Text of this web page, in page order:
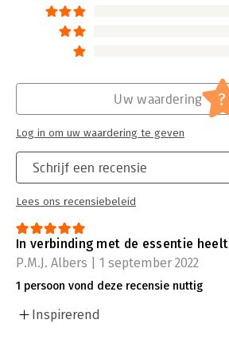
Schrijf een recensie
Lees ons recensiebeleid
Uw waardering ?
Log in om uw waardering te geven
In verbinding met de essentie heelt
P.M.J. Albers | 1 september 2022
1 persoon vond deze recensie nuttig
Inspirerend